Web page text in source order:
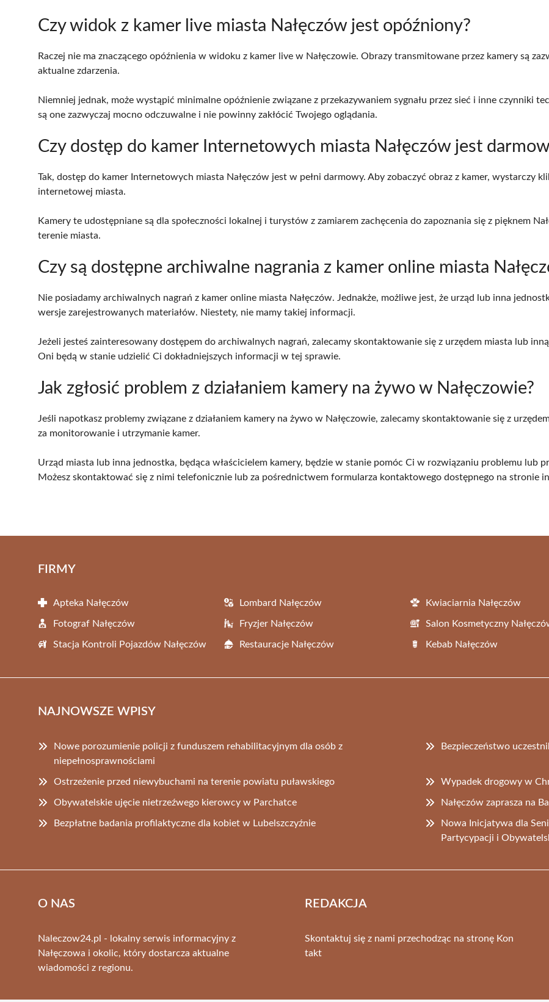
Czy widok z kamer live miasta Nałęczów jest opóźniony?
Raczej nie ma znaczącego opóźnienia w widoku z kamer live w Nałęczowie. Obrazy transmitowane przez kamery są
aktualne zdarzenia.
Niemniej jednak, może wystąpić minimalne opóźnienie związane z przekazywaniem sygnału przez sieć i inne czynniki
są one zazwyczaj mocno odczuwalne i nie powinny zakłócić Twojego oglądania.
Czy dostęp do kamer Internetowych miasta Nałęczów jest
Tak, dostęp do kamer Internetowych miasta Nałęczów jest w pełni darmowy. Aby zobaczyć obraz z kamer, wystarczy
internetowej miasta.
Kamery te udostępniane są dla społeczności lokalnej i turystów z zamiarem zachęcenia do zapoznania się z pięknem
terenie miasta.
Czy są dostępne archiwalne nagrania z kamer online miasta
Nie posiadamy archiwalnych nagrań z kamer online miasta Nałęczów. Jednakże, możliwe jest, że urząd lub inna
wersje zarejestrowanych materiałów. Niestety, nie mamy takiej informacji.
Jeżeli jesteś zainteresowany dostępem do archiwalnych nagrań, zalecamy skontaktowanie się z urzędem miasta lub
Oni będą w stanie udzielić Ci dokładniejszych informacji w tej sprawie.
Jak zgłosić problem z działaniem kamery na żywo w Nałęczowie?
Jeśli napotkasz problemy związane z działaniem kamery na żywo w Nałęczowie, zalecamy skontaktowanie się z
za monitorowanie i utrzymanie kamer.
Urząd miasta lub inna jednostka, będąca właścicielem kamery, będzie w stanie pomóc Ci w rozwiązaniu problemu lub
Możesz skontaktować się z nimi telefonicznie lub za pośrednictwem formularza kontaktowego dostępnego na stronie
FIRMY
Apteka Nałęczów Lombard Nałęczów Kwiaciarnia Nałęczów
Fotograf Nałęczów Fryzjer Nałęczów Salon Kosmetyczny
Stacja Kontroli Pojazdów Nałęczów Restauracje Nałęczów Kebab Nałęczów
NAJNOWSZE WPISY
Nowe porozumienie policji z funduszem rehabilitacyjnym dla osób z
niepełnosprawnościami
Bezpieczeństwo
Ostrzeżenie przed niewybuchami na terenie powiatu puławskiego Wypadek drogowy w
Obywatelskie ujęcie nietrzeźwego kierowcy w Parchatce Nałęczów zaprasza na
Bezpłatne badania profilaktyczne dla kobiet w Lubelszczyźnie
Nowa Inicjatywa dla
Partycypacji i
O NAS
Naleczow24.pl - lokalny serwis informacyjny z
Nałęczowa i okolic, który dostarcza aktualne
wiadomości z regionu.
REDAKCJA
Skontaktuj się z nami przechodząc na stronę Kon
takt